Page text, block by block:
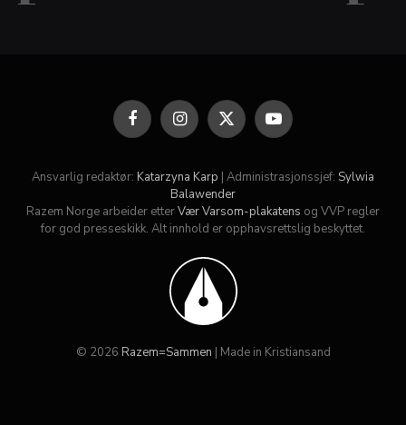
FacebookInstagram
X
(Twitter)
YouTube
Ansvarlig redaktør: Katarzyna Karp | Administrasjonssjef: Sylwia
Balawender
Razem Norge arbeider etterVær Varsom-plakatens og VVP regler
for god presseskikk. Alt innhold er opphavsrettslig beskyttet.
© 2026 Razem=Sammen | Made in Kristiansand